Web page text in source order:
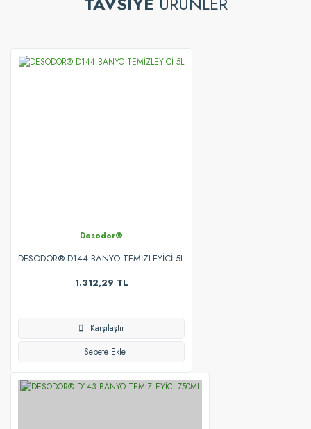
Desodor®
DESODOR® D144 BANYO TEMİZLEYİCİ 5L
1.312,29 TL
Karşılaştır
Sepete Ekle